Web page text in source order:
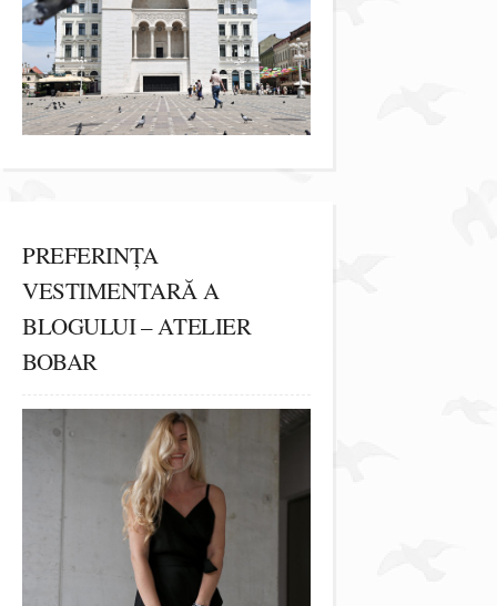
PREFERINȚA
VESTIMENTARĂ A
BLOGULUI – ATELIER
BOBAR